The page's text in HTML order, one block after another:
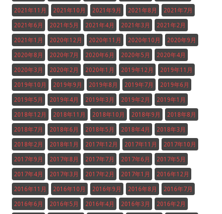
2021年11月 2021年10月 2021年9月 2021年8月 2021年7月
2021年6月 2021年5月 2021年4月 2021年3月 2021年2月
2021年1月 2020年12月 2020年11月 2020年10月 2020年9月
2020年8月 2020年7月 2020年6月 2020年5月 2020年4月
2020年3月 2020年2月 2020年1月 2019年12月 2019年11月
2019年10月 2019年9月 2019年8月 2019年7月 2019年6月
2019年5月 2019年4月 2019年3月 2019年2月 2019年1月
2018年12月 2018年11月 2018年10月 2018年9月 2018年8月
2018年7月 2018年6月 2018年5月 2018年4月 2018年3月
2018年2月 2018年1月 2017年12月 2017年11月 2017年10月
2017年9月 2017年8月 2017年7月 2017年6月 2017年5月
2017年4月 2017年3月 2017年2月 2017年1月 2016年12月
2016年11月 2016年10月 2016年9月 2016年8月 2016年7月
2016年6月 2016年5月 2016年4月 2016年3月 2016年2月